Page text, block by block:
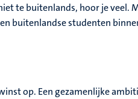
te buitenlands, hoor je
buitenlandse studenten
op. Een gezamenlijke